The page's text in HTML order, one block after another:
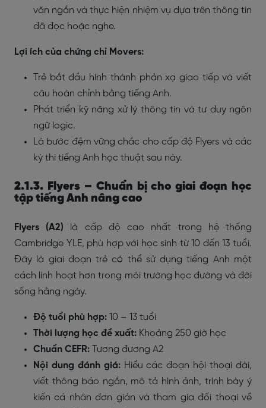
văn ngắn và thực hiện nhiệm vụ dựa trên thông tin
đã đọc hoặc nghe.
Lợi ích của chứng chỉ Movers:
Trẻ bắt đầu hình thành phản xạ giao tiếp và viết
câu hoàn chỉnh bằng tiếng Anh.
Phát triển kỹ năng xử lý thông tin và tư duy ngôn
ngữ logic.
Là bước đệm vững chắc cho cấp độ Flyers và các
kỳ thi tiếng Anh học thuật sau này.
2.1.3. Flyers – Chuẩn bị cho giai đoạn học
tập tiếng Anh nâng cao
Flyers (A2) là cấp độ cao nhất trong hệ thống
Cambridge YLE, phù hợp với học sinh từ 10 đến 13 tuổi.
Đây là giai đoạn trẻ có thể sử dụng tiếng Anh một
cách linh hoạt hơn trong môi trường học đường và đời
sống hằng ngày.
Độ tuổi phù hợp: 10 – 13 tuổi
Thời lượng học đề xuất: Khoảng 250 giờ học
Chuẩn CEFR: Tương đương A2
Nội dung đánh giá:Hiểu các đoạn hội thoại dài,
viết thông báo ngắn, mô tả hình ảnh, trình bày ý
kiến cá nhân đơn giản và tham gia đối thoại về